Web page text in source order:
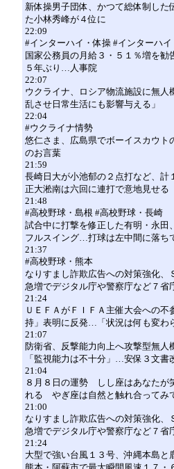
新体操男子団体、かつて総体制した
た小林秀峰が４位に
22:09
#インターハイ・体操 #インターハ
国家公務員の月給３・５１％増を勧
５年ぶり…人事院
22:07
ウクライナ、ロシア物流施設に無
乱させ日常生活にも影響与える」
22:04
#ウクライナ情勢
悠仁さま、広島県でボーイスカウ
のお言葉
21:59
長崎日大が小池郁の２点打など、
正大淞南は六回に連打で意地見せる
21:48
#高校野球・島根 #高校野球・長崎
試合中に打撃を修正した有明・永田
フルスイング…打球は左中間に落ち
21:37
#高校野球・熊本
なりすまし詐欺広告への対策強化
急増でデジタル庁や警察庁など７省
21:24
ＵＥＦＡがＦＩＦＡ主催大会への不
持」表明に反発…「状況は何も変わ
21:07
防衛省、反撃能力向上へ攻撃型無人
「監視能力は不十分」…安保３文書
21:04
８月８日の運勢 しし座はあなたが
れる やぎ座は自然と触れ合ってみ
21:00
なりすまし詐欺広告への対策強化
急増でデジタル庁や警察庁など７省
21:24
大型で強い台風１３号、沖縄本島と